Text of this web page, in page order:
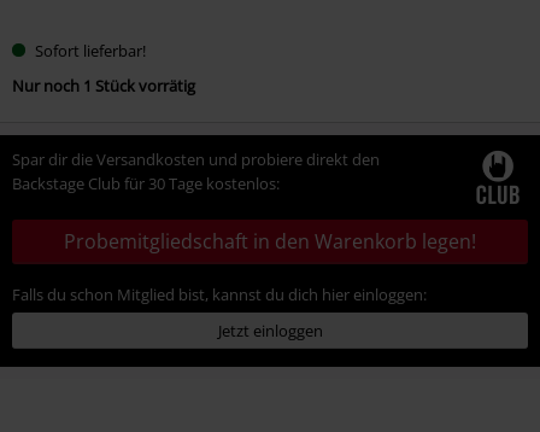
Sofort lieferbar!
Nur noch 1 Stück vorrätig
Spar dir die Versandkosten und probiere direkt den
Backstage Club für 30 Tage kostenlos:
Probemitgliedschaft in den Warenkorb legen!
Falls du schon Mitglied bist, kannst du dich hier einloggen:
Jetzt einloggen